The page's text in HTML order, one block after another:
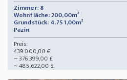
Zimmer: 8
Wohnfläche: 200,00m²
Grundstück: 4.751,00m²
Pazin
Preis:
439.000,00 €
~ 376.399,00 £
~ 485.622,00 $